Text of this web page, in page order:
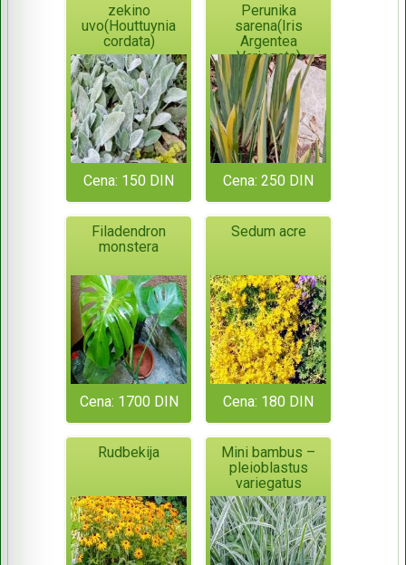
zekino
uvo(Houttuynia
cordata)
Cena: 150 DIN
Perunika
sarena(Iris
Argentea
Variegata)
Cena: 250 DIN
Filadendron
monstera
Cena: 1700 DIN
Sedum acre
Cena: 180 DIN
Rudbekija
Mini bambus –
pleioblastus
variegatus